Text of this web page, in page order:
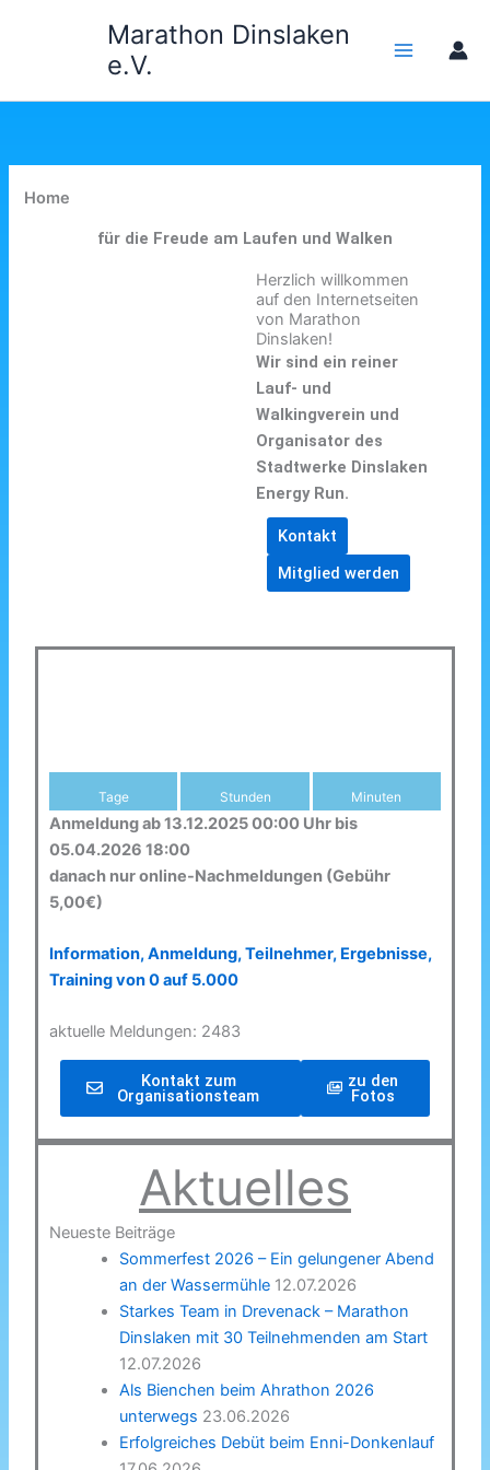
Marathon Dinslaken
e.V.
Home
für die Freude am Laufen und Walken
Herzlich willkommen
auf den Internetseiten
von Marathon
Dinslaken!
Wir sind ein reiner
Lauf- und
Walkingverein und
Organisator des
Stadtwerke Dinslaken
Energy Run.
Kontakt
Mitglied werden
Tage Stunden Minuten
Anmeldung ab 13.12.2025 00:00 Uhr bis
05.04.2026 18:00
danach nur online-Nachmeldungen (Gebühr
5,00€)
Information, Anmeldung, Teilnehmer, Ergebnisse,
Training von 0 auf 5.000
aktuelle Meldungen: 2483
Kontakt zum
Organisationsteam
zu den
Fotos
Aktuelles
Neueste Beiträge
Sommerfest 2026 – Ein gelungener Abend
an der Wassermühle 12.07.2026
Starkes Team in Drevenack – Marathon
Dinslaken mit 30 Teilnehmenden am Start
12.07.2026
Als Bienchen beim Ahrathon 2026
unterwegs 23.06.2026
Erfolgreiches Debüt beim Enni-Donkenlauf